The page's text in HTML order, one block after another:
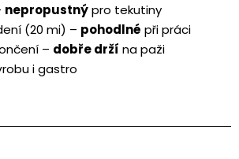
nepropustnýpro tekutiny
(20 mi) – pohodlné při práci
– dobře drží na paži
i gastro